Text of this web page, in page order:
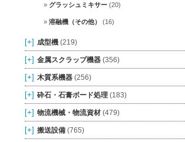
グラッシュミキサー (20)
溶融機（その他） (16)
[+] 成型機 (219)
[+] 金属スクラップ機器 (356)
[+] 木質系機器 (256)
[+] 砕石・石膏ボード処理 (183)
[+] 物流機械・物流資材 (479)
[+] 搬送設備 (765)